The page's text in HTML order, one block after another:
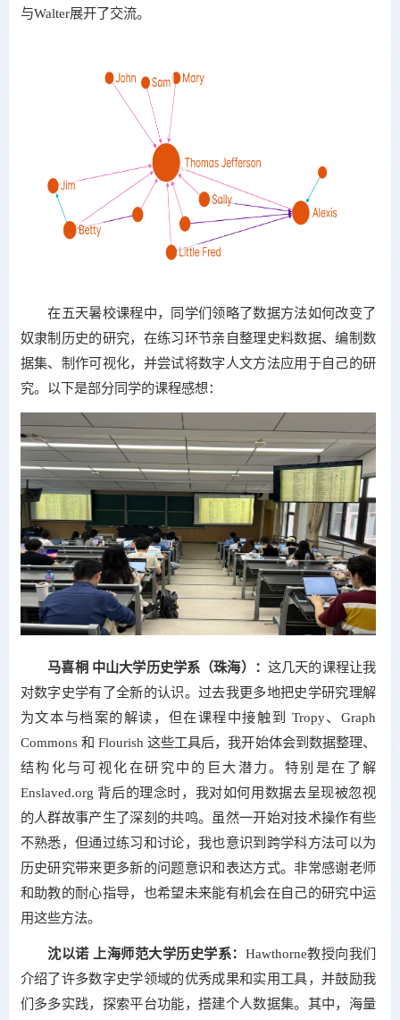
与Walter展开了交流。
在五天暑校课程中，同学们领略了数据方法如何改变了
奴隶制历史的研究，在练习环节亲自整理史料数据、编制数
据集、制作可视化，并尝试将数字人文方法应用于自己的研
究。以下是部分同学的课程感想：
马喜桐 中山大学历史学系（珠海）： 这几天的课程让我
对数字史学有了全新的认识。过去我更多地把史学研究理解
为文本与档案的解读，但在课程中接触到 Tropy、Graph
Commons 和 Flourish 这些工具后，我开始体会到数据整理、
结构化与可视化在研究中的巨大潜力。特别是在了解
Enslaved.org 背后的理念时，我对如何用数据去呈现被忽视
的人群故事产生了深刻的共鸣。虽然一开始对技术操作有些
不熟悉，但通过练习和讨论，我也意识到跨学科方法可以为
历史研究带来更多新的问题意识和表达方式。非常感谢老师
和助教的耐心指导，也希望未来能有机会在自己的研究中运
用这些方法。
沈以诺 上海师范大学历史学系： Hawthorne教授向我们
介绍了许多数字史学领域的优秀成果和实用工具，并鼓励我
们多多实践，探索平台功能，搭建个人数据集。其中，海量